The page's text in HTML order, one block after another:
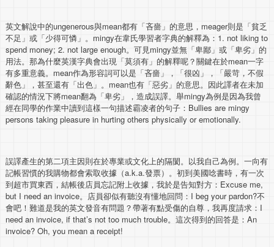
英文解說中的ungenerous與mean都有「吝嗇」的意思，meager則是「貧乏
不足」或「少得可憐」。mingy在韋氏學習者字典的解釋為：1. not liking to
spend money; 2. not large enough。可見mingy並無「卑鄙」或「卑劣」的
用法。那為什麼英漢字典會出現「莫須有」的解釋呢？關鍵在於mean一字
有多重意義。mean作為形容詞可以是「吝嗇」，「很凶」，「嚴苛，不假
辭色」，甚至還有「出色」。mean也有「惡劣」的意思。因此譯者在未加
確認的情況下將mean翻為「卑劣」，造成誤譯。舉mingy為例是因為我曾
經在同學的作業中讀到這樣一句描述霸凌者的句子：Bullies are mingy
persons taking pleasure in hurting others physically or emotionally.
誤譯產生的第二項主因則在於專業或文化上的隔閡。以我自己為例。一向有
記帳習慣的我購物都會索取收據（a.k.a.發票）。初到美國唸書時，有一次
到超市買東西，結帳後店員忘記附上收據，我於是告知對方：Excuse me,
but I need an invoice。店員卻似有聽沒有懂地回問：I beg your pardon?不
會吧！難道是我的英文發音有問題？帶著有點受傷的自尊，我再度請求：I
need an invoice, if that’s not too much trouble。這次得到的回答是：An
invoice? Oh, you mean a receipt!